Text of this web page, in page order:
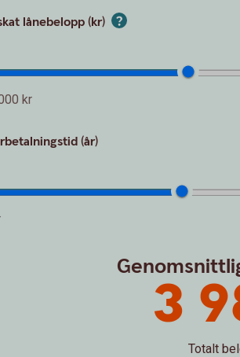
lånebelopp (kr)
kr
(år)
3
Totalt